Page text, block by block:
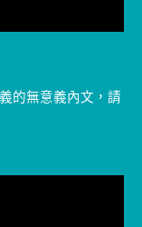
的無意義內文，請